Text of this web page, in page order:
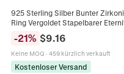
925 Sterling Silber Bunter
Ring Vergoldet Stapelbarer
Ring Minimalistischer Funkelnder
Schmuck
-21% $9.16
Keine MOQ · 459 kürzlich verkauft
Kostenloser Versand